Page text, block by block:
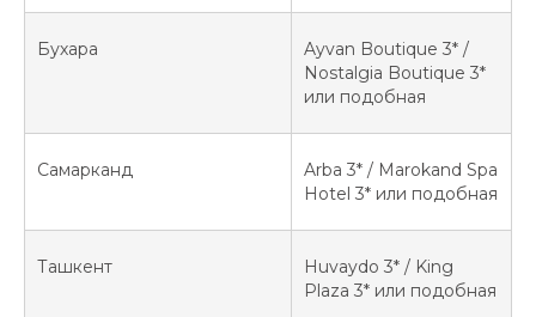
Бухара
Ayvan Boutique 3* /
Nostalgia Boutique 3*
или подобная
Самарканд
Arba 3* / Marokand Spa
Hotel 3* или подобная
Ташкент
Huvaydo 3* / King
Plaza 3* или подобная